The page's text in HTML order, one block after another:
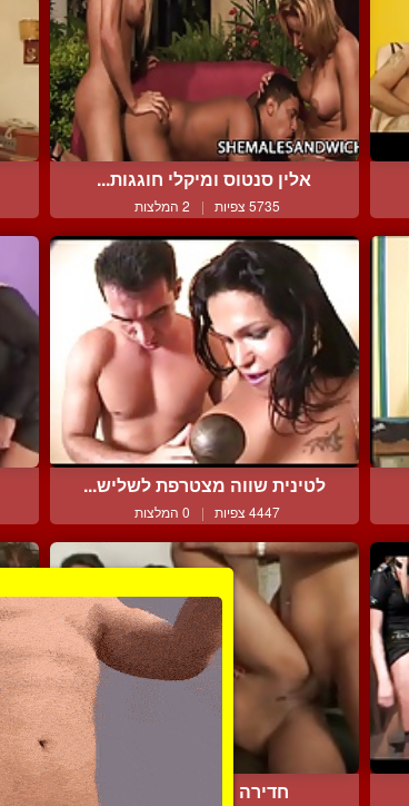
אלין סנטוס ומיקלי חוגגות...
5735 צפיות | 2 המלצות
לטינית שווה מצטרפת לשליש...
4447 צפיות | 0 המלצות
חדירה כפולה לבחורה